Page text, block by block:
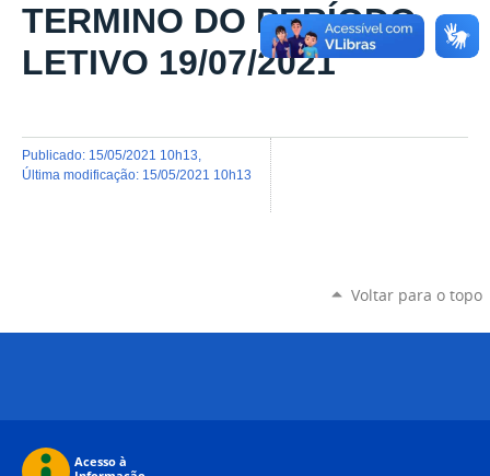
TERMINO DO PERÍODO
LETIVO 19/07/2021
publicado: 15/05/2021 10h13
última modificação: 15/05/2021 10h13
Voltar para o topo